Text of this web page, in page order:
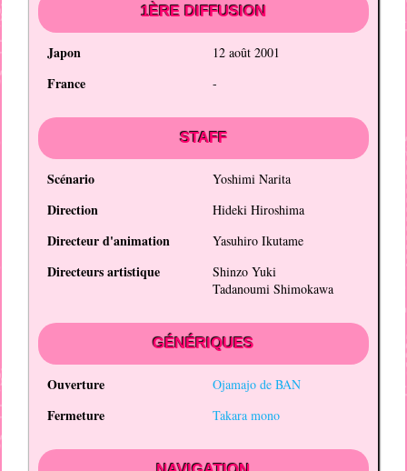
1ÈRE DIFFUSION
Japon 12 août 2001
France -
STAFF
Scénario Yoshimi Narita
Direction Hideki Hiroshima
Directeur d'animation Yasuhiro Ikutame
Directeurs artistique
Shinzo Yuki
Tadanoumi Shimokawa
GÉNÉRIQUES
Ouverture Ojamajo de BAN
Fermeture Takara mono